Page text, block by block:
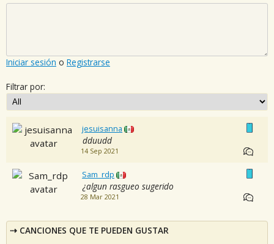
Iniciar sesión o Registrarse
Filtrar por:
jesuisanna
dduudd
14 Sep 2021
Sam_rdp
¿algun rasgueo sugerido
28 Mar 2021
CANCIONES QUE TE PUEDEN GUSTAR